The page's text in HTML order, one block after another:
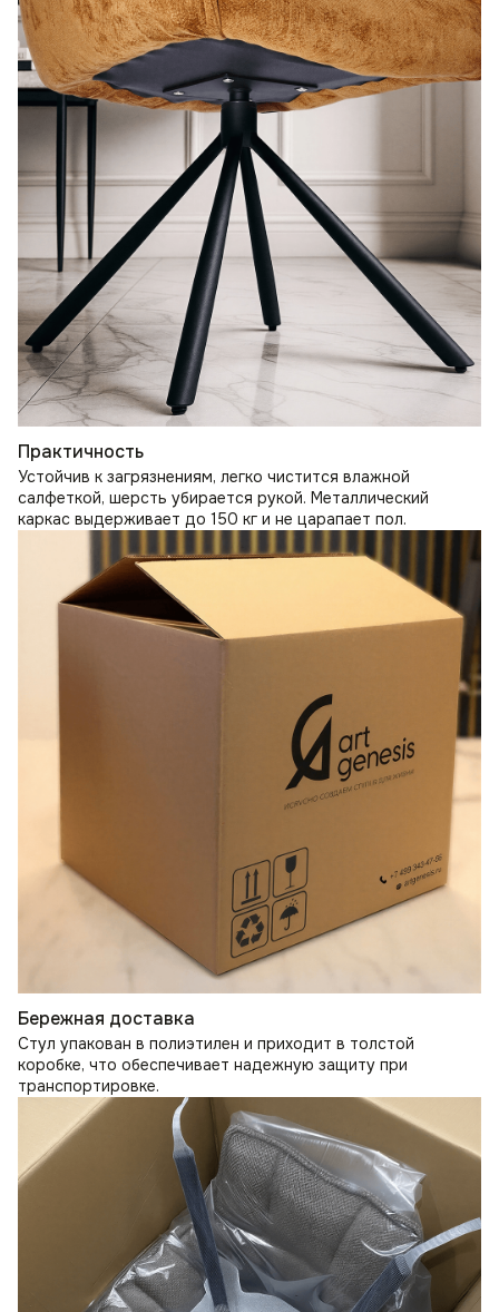
Практичность
Устойчив к загрязнениям, легко чистится влажной
салфеткой, шерсть убирается рукой. Металлический
каркас выдерживает до 150 кг и не царапает пол.
Бережная доставка
Стул упакован в полиэтилен и приходит в толстой
коробке, что обеспечивает надежную защиту при
транспортировке.